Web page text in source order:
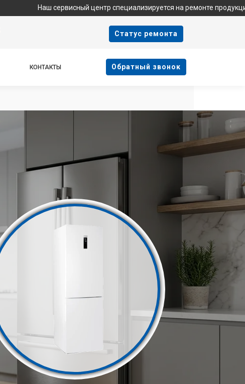
Наш сервисный центр специализируется на ремонте продукции
Cтатус ремонта
КОНТАКТЫ Oбратный звонок